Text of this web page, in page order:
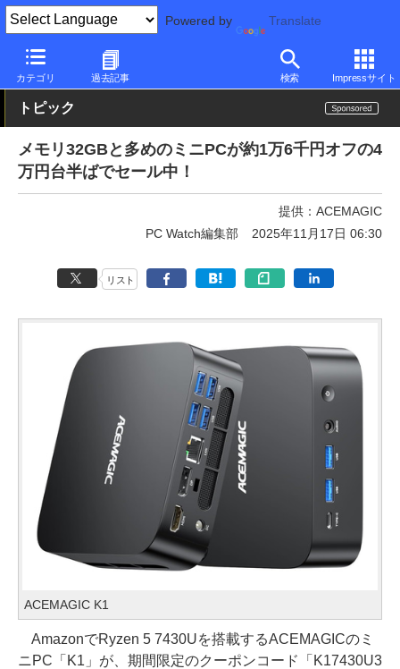
Powered by Translate
カテゴリ 過去記事 検索 Impressサイト
PC Watch パソコン/タブレット/スマートフォン NUC/小型パソコ
トピック
メモリ32GBと多めのミニPCが約1万6千円オフの4
万円台半ばでセール中！
提供：ACEMAGIC
PC Watch編集部
2025年11月17日 06:30
リスト
ACEMAGIC K1
AmazonでRyzen 5 7430Uを搭載するACEMAGICのミ
ニPC「K1」が、期間限定のクーポンコード「K17430U3